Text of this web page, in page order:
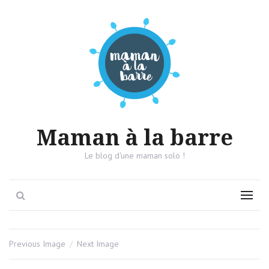
Maman à la barre
Le blog d'une maman solo !
Menu
Previous Image Next Image